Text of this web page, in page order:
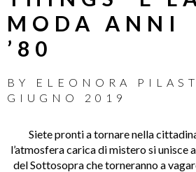
MODA ANNI
’80
BY ELEONORA
GIUGNO 2019
Siete pronti a tornare nella
l’atmosfera carica di mistero si unisce
del Sottosopra che torneranno a